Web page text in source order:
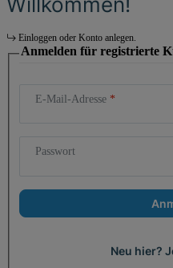
Einloggen oder Konto anlegen.
Anmelden für registrierte
E-Mail-Adresse
Passwort
Neu hier?